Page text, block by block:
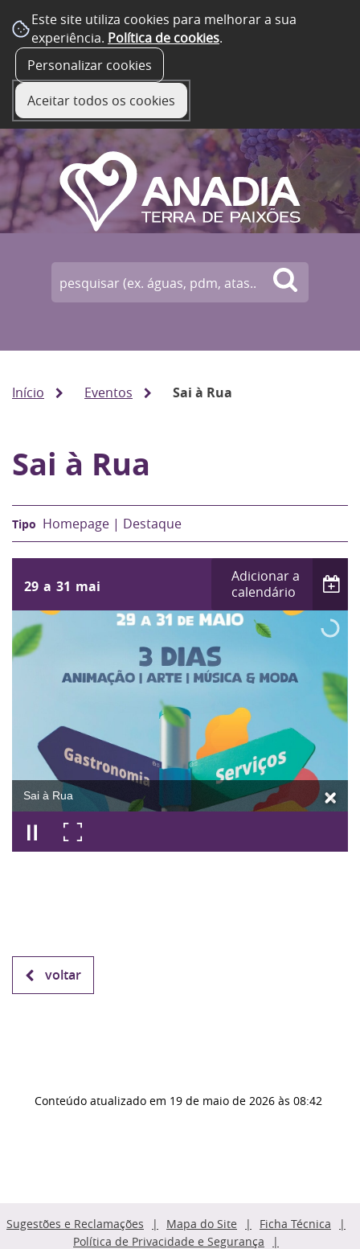
Este site utiliza cookies para melhorar a sua
experiência. Política de cookies.
Personalizar cookies
Aceitar todos os cookies
Início Eventos Sai à Rua
Sai à Rua
Homepage | Destaque
29 a 31 mai
Adicionar a
calendário
Sai à Rua
voltar
Conteúdo atualizado em 19 de maio de 2026 às 08:42
Sugestões e Reclamações Mapa do Site
Ficha Técnica
Política de Privacidade e Segurança